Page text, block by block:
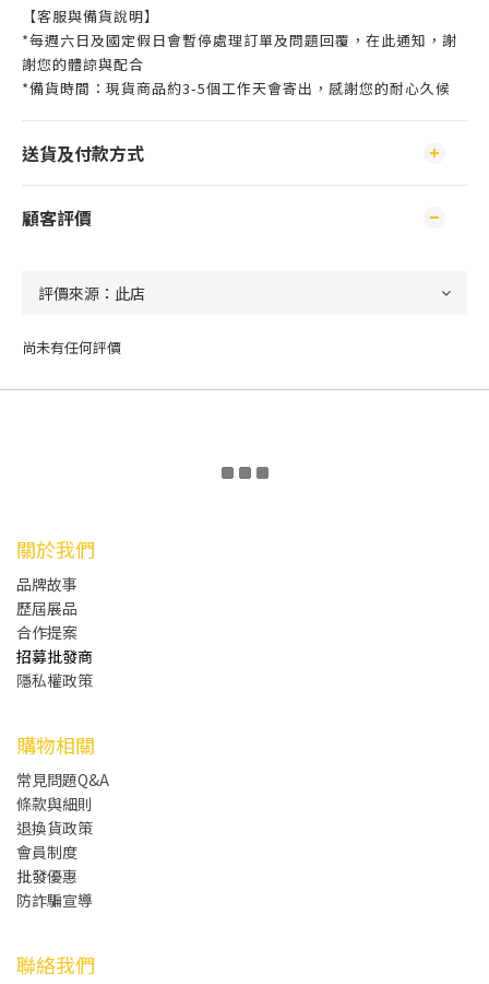
【客服與備貨說明】
*每週六日及國定假日會暫停處理訂單及問題回覆，在此通知，謝
謝您的體諒與配合
*備貨時間：現貨商品約3-5個工作天會寄出，感謝您的耐心久候
送貨及付款方式
顧客評價
尚未有任何評價
關於我們
品牌故事
歷屆展品
合作提案
招募批發商
隱私權政策
購物相關
常見問題Q&A
條款與細則
退換貨政策
會員制度
批發優惠
防詐騙宣導
聯絡我們